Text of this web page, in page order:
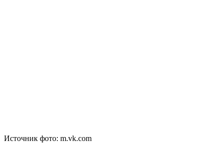
Источник фото: m.vk.com